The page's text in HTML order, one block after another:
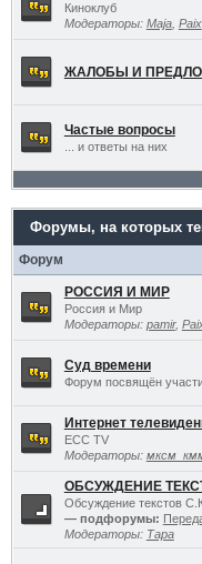
Киноклуб
Модераторы: Maja, Paix
ЖАЛОБЫ И
Частые вопросы
... и ответы на них
Форумы, на которых
Форум
РОССИЯ И МИР
Россия и Мир
Модераторы: pamir,
Суд времени
Форум посвящён
Интернет
ECC TV
Модераторы:
ОБСУЖДЕНИЕ
Обсуждение текстов
— подфорумы:
Модераторы: Тара